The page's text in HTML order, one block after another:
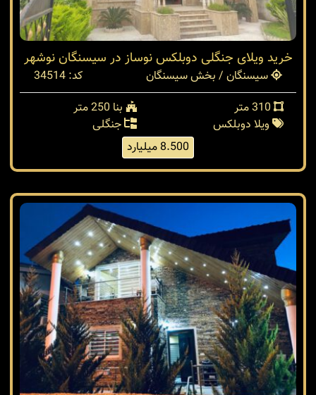
خرید ویلای جنگلی دوبلکس نوساز در سیسنگان نوشهر
سیسنگان / بخش سیسنگان
کد: 34514
بنا 250 متر
ویلا دوبلکس
جنگلی
8.500 میلیارد